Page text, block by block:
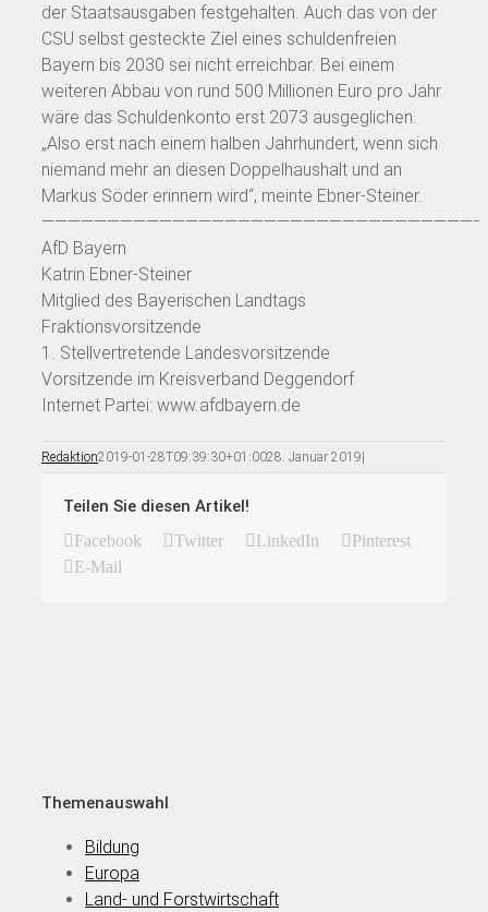
der Staatsausgaben festgehalten. Auch das von der
CSU selbst gesteckte Ziel eines schuldenfreien
Bayern bis 2030 sei nicht erreichbar. Bei einem
weiteren Abbau von rund 500 Millionen Euro pro Jahr
wäre das Schuldenkonto erst 2073 ausgeglichen.
„Also erst nach einem halben Jahrhundert, wenn sich
niemand mehr an diesen Doppelhaushalt und an
Markus Söder erinnern wird“, meinte Ebner-Steiner.
AfD Bayern
Katrin Ebner-Steiner
Mitglied des Bayerischen Landtags
Fraktionsvorsitzende
1. Stellvertretende Landesvorsitzende
Vorsitzende im Kreisverband Deggendorf
Internet Partei: www.afdbayern.de
Redaktion2019-01-28T09:39:30+01:0028. Januar 2019|
Teilen Sie diesen Artikel!
Facebook Twitter LinkedIn
Pinterest
E-Mail
Themenauswahl
Bildung
Europa
Land- und Forstwirtschaft